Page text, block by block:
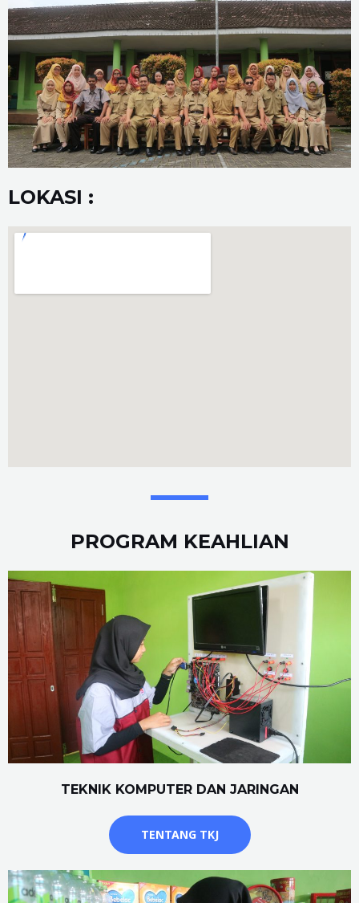
LOKASI :
PROGRAM KEAHLIAN
TEKNIK KOMPUTER DAN JARINGAN
TENTANG TKJ